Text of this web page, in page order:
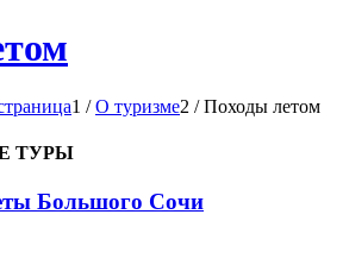
1 / О туризме2 / Походы летом
ТУРЫ
Большого Сочи